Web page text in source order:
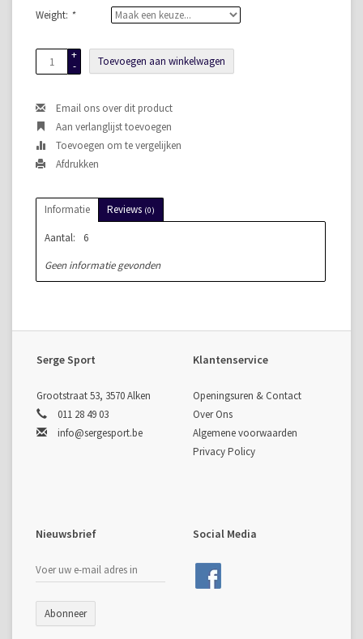
Weight: *
+
-
Toevoegen aan winkelwagen
Email ons over dit product
Aan verlanglijst toevoegen
Toevoegen om te vergelijken
Afdrukken
Informatie Reviews (0)
Aantal:
6
Geen informatie gevonden
Serge Sport
Grootstraat 53, 3570 Alken
011 28 49 03
info@sergesport.be
Klantenservice
Openingsuren & Contact
Over Ons
Algemene voorwaarden
Privacy Policy
Nieuwsbrief
Abonneer
Social Media